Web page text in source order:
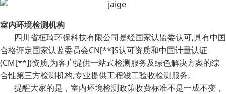
室内环境检测机构
四川省桓琦环保科技有限公司是经国家认监委认可,具有中国
合格评定国家认监委员会CN[**]S认可资质和中国计量认证
(CM[**])资质,为客户提供一站式检测服务及绿色解决方案的综
合性第三方检测机构,专业提供工程竣工验收检测服务。
提醒大家的是，室内环境检测政策收费标准不是一成不变，